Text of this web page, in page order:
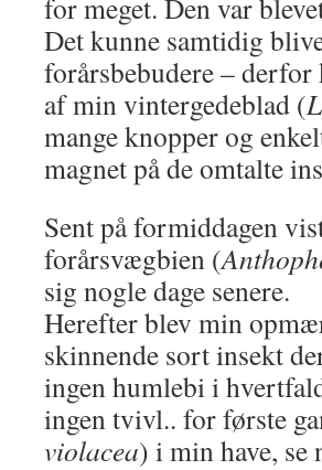
for meget. Den var
Det kunne samtidig
forårsbebudere –
af min vintergedeblad (
mange knopper og
magnet på de omtalte
Sent på formiddagen
forårsvægbien (
sig nogle dage senere.
Herefter blev min
skinnende sort insekt
ingen humlebi i
ingen tvivl.. for første
violacea) i min have, se